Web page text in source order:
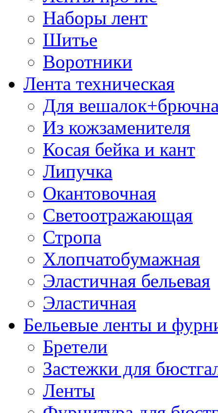
Наборы лент
Шитье
Воротники
Лента техническая
Для
Из кожзаменителя
Косая бейка и кант
Липучка
Окантовочная
Светоотражающая
Стропа
Хлопчатобумажная
Эластичная бельевая
Эластичная
Бельевые ленты и
Бретели
Застежки для
Ленты